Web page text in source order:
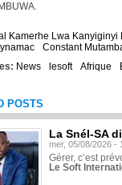
Kamerhe Lwa Kanyiginyi
Constant
News lesoft Afrique
POSTS
La Snél-SA
mer, 05/08/2026 -
Gérer, c’est
Le Soft